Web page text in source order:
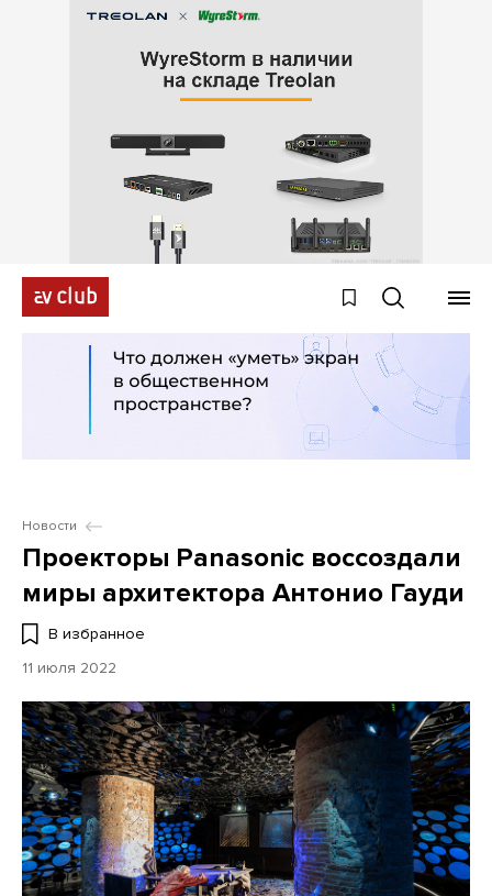
Новости
Проекторы Panasonic воссоздали
миры архитектора Антонио Гауди
В избранное
11 июля 2022